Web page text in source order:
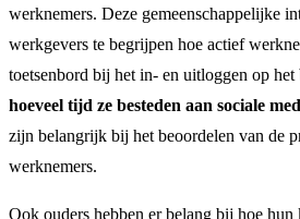
werknemers. Deze gemeenschappelijke
werkgevers te begrijpen hoe actief
toetsenbord bij het in- en uitloggen op
hoeveel tijd ze besteden aan sociale
zijn belangrijk bij het beoordelen van de
werknemers.
Ook ouders hebben er belang bij hoe hun